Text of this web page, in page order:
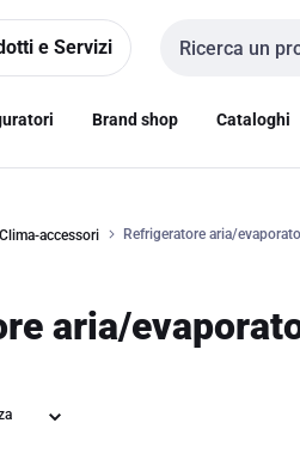
e Servizi
Cerca input
Brand shop Cataloghi
Clima-accessori Refrigeratore aria/
aria/